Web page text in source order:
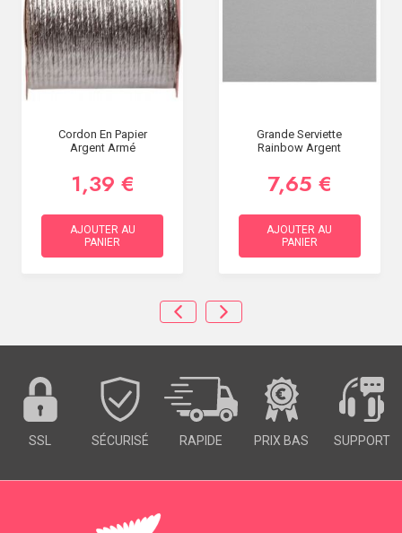
Cordon En Papier
Argent Armé
1,39 €
AJOUTER AU
PANIER
Grande Serviette
Rainbow Argent
7,65 €
AJOUTER AU
PANIER
SSL SÉCURISÉ RAPIDE PRIX BAS SUPPORT